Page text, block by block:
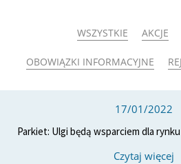
WSZYSTKIE AKCJE
OBOWIĄZKI INFORMACYJNE
17/01/2022
Parkiet: Ulgi będą wsparciem dla
Czytaj więcej